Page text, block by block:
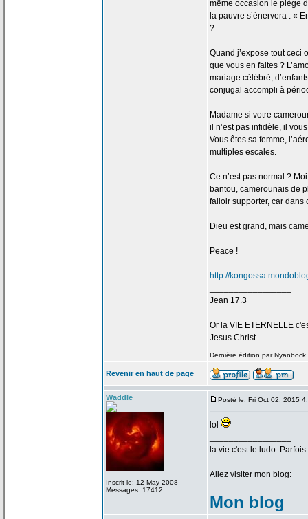
même occasion le piège
la pauvre s’énervera : «
?
Quand j’expose tout ceci
que vous en faites ?
mariage célébré,
conjugal accompli à
Madame si votre
il n’est pas infidèle, il
Vous êtes sa femme, l’a
multiples escales.
Ce n’est pas normal ?
bantou, camerounais de
falloir supporter, car
Dieu est grand, mais
Peace !
http://
Jean 17.3
Or la VIE ETERNELLE
Jesus Christ
Dernière édition par
Revenir en haut de page
Waddle
Inscrit le: 12 May 2008
Messages: 17412
Posté le: Fri Oct 02, 2015
lol
la vie c'est le ludo.
Allez visiter mon blog:
Mon blog